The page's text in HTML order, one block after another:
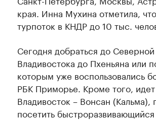
края. Инна Мухина отметила,
турпоток в КНДР до 10 тыс.
Сегодня добраться до
Владивостока до Пхеньяна или
которым уже воспользовались
РБК Приморье. Кроме того,
Владивосток – Вонсан
посетить